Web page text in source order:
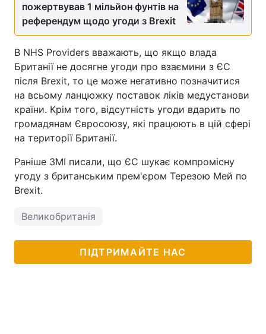
пожертвував 1 мільйон фунтів на
референдум щодо угоди з Brexit
В NHS Providers вважають, що якщо влада
Британії не досягне угоди про взаємини з ЄС
після Brexit, то це може негативно позначитися
на всьому ланцюжку поставок ліків медустанови
країни. Крім того, відсутність угоди вдарить по
громадянам Євросоюзу, які працюють в цій сфері
на території Британії.
Раніше ЗМІ писали, що ЄС шукає компромісну
угоду з британським прем'єром Терезою Мей по
Brexit.
Великобританія
ПІДТРИМАЙТЕ НАС